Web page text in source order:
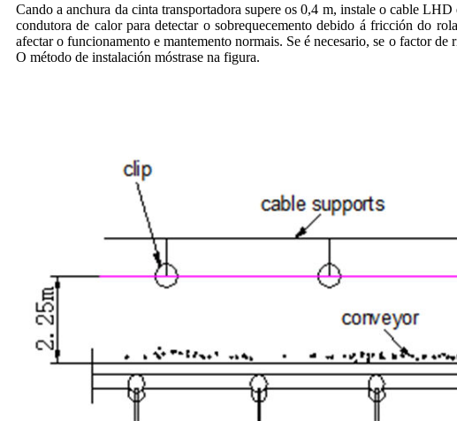
Cando a anchura da cinta transportadora supere os 0,4 m, instale o cable
condutora de calor para detectar o sobrequecemento debido á fricción do
afectar o funcionamento e mantemento normais. Se é necesario, se o factor
O método de instalación móstrase na figura.